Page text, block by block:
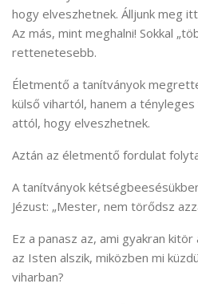
hogy elveszhetnek. Álljunk meg
Az más, mint meghalni! Sokkal
rettenetesebb.
Életmentő a tanítványok
külső vihartól, hanem a
attól, hogy elveszhetnek.
Aztán az életmentő fordulat
A tanítványok
Jézust: „Mester, nem törődsz
Ez a panasz az, ami gyakran
az Isten alszik, miközben mi
viharban?